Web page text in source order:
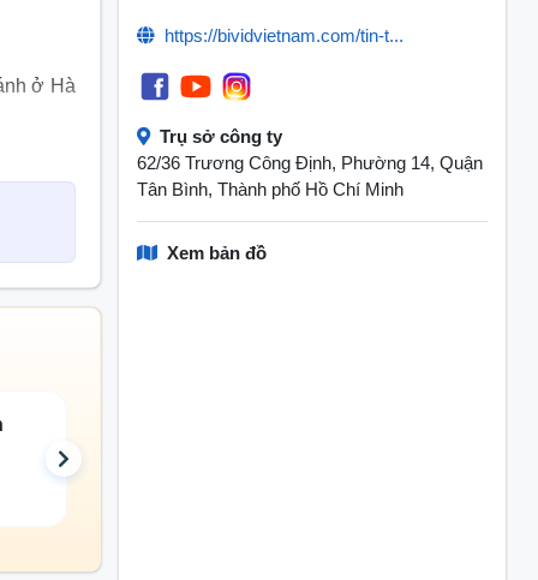
ở Hà
thống
hoàn
, nhập
lĩnh
chức
https://bividvietnam.com/tin-t...
Trụ sở công ty
62/36 Trương Công Định, Phường 14, Quận
Tân Bình, Thành phố Hồ Chí Minh
Xem bản đồ